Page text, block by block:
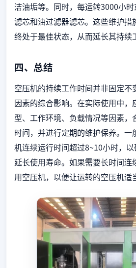
洁油垢等。同时，每运转3000小
滤芯和油过滤器滤芯。这些维护措
终处于最佳状态，从而延长其持续
四、总结
空压机的持续工作时间并非固定不
因素的综合影响。在实际使用中，
型、工作环境、负载情况等因素，
时间，并进行定期的维护保养。一
机连续运行时间超过8~10小时，
延长使用寿命。如果需要长时间连
用空压机，以便让运转的空压机适